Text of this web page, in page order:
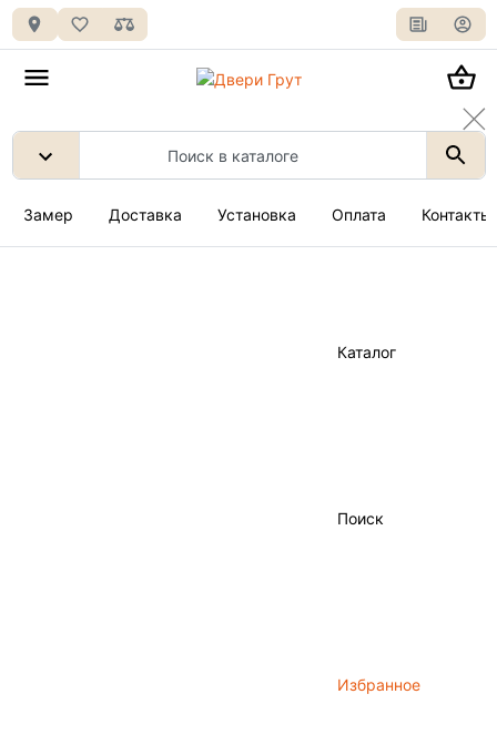
Замер Доставка Установка Оплата Контакты
Каталог
Поиск
Избранное